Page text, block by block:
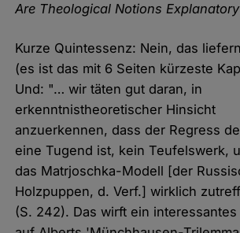
Are Theological Notions
Kurze Quintessenz: Nein, das
(es ist das mit 6 Seiten kürzeste
Und: "… wir täten gut daran, in
erkenntnistheoretischer Hinsicht
anzuerkennen, dass der Regress
eine Tugend ist, kein Teufelswerk,
das Matrjoschka-Modell [der
Holzpuppen, d. Verf.] wirklich
(S. 242). Das wirft ein